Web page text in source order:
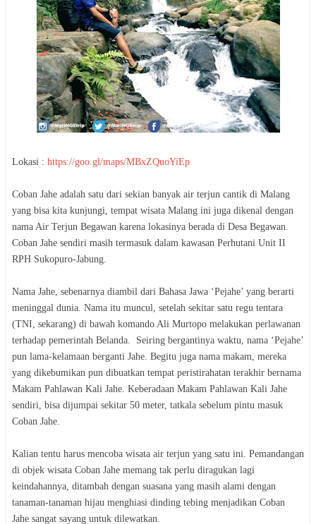
Lokasi : https://goo.gl/maps/MBxZQuoYiEp
Coban Jahe adalah satu dari sekian banyak air terjun cantik di Malang
yang bisa kita kunjungi, tempat wisata Malang ini juga dikenal dengan
nama Air Terjun Begawan karena lokasinya berada di Desa Begawan.
Coban Jahe sendiri masih termasuk dalam kawasan Perhutani Unit II
RPH Sukopuro-Jabung.
Nama Jahe, sebenarnya diambil dari Bahasa Jawa ‘Pejahe’ yang berarti
meninggal dunia. Nama itu muncul, setelah sekitar satu regu tentara
(TNI, sekarang) di bawah komando Ali Murtopo melakukan perlawanan
terhadap pemerintah Belanda. Seiring bergantinya waktu, nama ‘Pejahe’
pun lama-kelamaan berganti Jahe. Begitu juga nama makam, mereka
yang dikebumikan pun dibuatkan tempat peristirahatan terakhir bernama
Makam Pahlawan Kali Jahe. Keberadaan Makam Pahlawan Kali Jahe
sendiri, bisa dijumpai sekitar 50 meter, tatkala sebelum pintu masuk
Coban Jahe.
Kalian tentu harus mencoba wisata air terjun yang satu ini. Pemandangan
di objek wisata Coban Jahe memang tak perlu diragukan lagi
keindahannya, ditambah dengan suasana yang masih alami dengan
tanaman-tanaman hijau menghiasi dinding tebing menjadikan Coban
Jahe sangat sayang untuk dilewatkan.